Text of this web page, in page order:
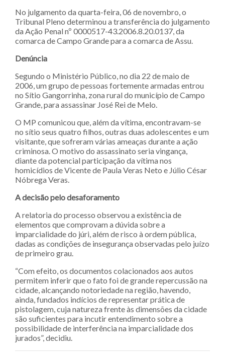
No julgamento da quarta-feira, 06 de novembro, o
Tribunal Pleno determinou a transferência do julgamento
da Ação Penal nº 0000517-43.2006.8.20.0137, da
comarca de Campo Grande para a comarca de Assu.
Denúncia
Segundo o Ministério Público, no dia 22 de maio de
2006, um grupo de pessoas fortemente armadas entrou
no Sítio Gangorrinha, zona rural do município de Campo
Grande, para assassinar José Rei de Melo.
O MP comunicou que, além da vítima, encontravam-se
no sítio seus quatro filhos, outras duas adolescentes e um
visitante, que sofreram várias ameaças durante a ação
criminosa. O motivo do assassinato seria vingança,
diante da potencial participação da vítima nos
homicídios de Vicente de Paula Veras Neto e Júlio César
Nóbrega Veras.
A decisão pelo desaforamento
A relatoria do processo observou a existência de
elementos que comprovam a dúvida sobre a
imparcialidade do júri, além de risco à ordem pública,
dadas as condições de insegurança observadas pelo juízo
de primeiro grau.
“Com efeito, os documentos colacionados aos autos
permitem inferir que o fato foi de grande repercussão na
cidade, alcançando notoriedade na região, havendo,
ainda, fundados indícios de representar prática de
pistolagem, cuja natureza frente às dimensões da cidade
são suficientes para incutir entendimento sobre a
possibilidade de interferência na imparcialidade dos
jurados”, decidiu.